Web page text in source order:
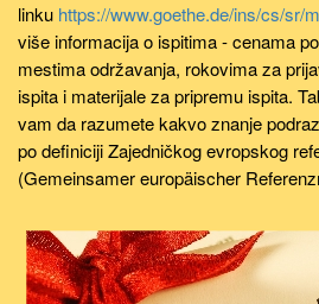
linku https://www.goethe.de/ins/cs/sr/
više informacija o ispitima - cenama
mestima održavanja, rokovima za
ispita i materijale za pripremu ispita.
vam da razumete kakvo znanje
po definiciji Zajedničkog evropskog
(Gemeinsamer europäischer